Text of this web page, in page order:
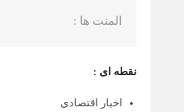
المنت ها :
نقطه ای :
اخبار اقتصادی